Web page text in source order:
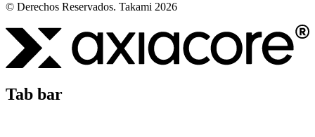
© Derechos Reservados. Takami 2026
Tab bar